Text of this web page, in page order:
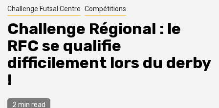
Challenge Futsal Centre Compétitions
Challenge Régional : le
RFC se qualifie
difficilement lors du derby
!
2 min read